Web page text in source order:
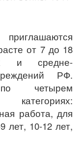
от 7 до 18
и средне-
РФ.
четырем
работа, для
лет, 10-12 лет,